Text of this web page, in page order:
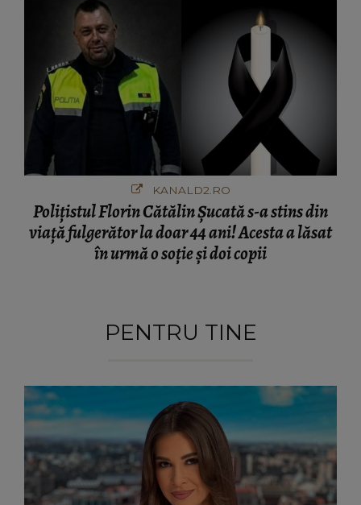
KANALD2.RO
Polițistul Florin Cătălin Șucată s-a stins din
viață fulgerător la doar 44 ani! Acesta a lăsat
în urmă o soție și doi copii
PENTRU TINE